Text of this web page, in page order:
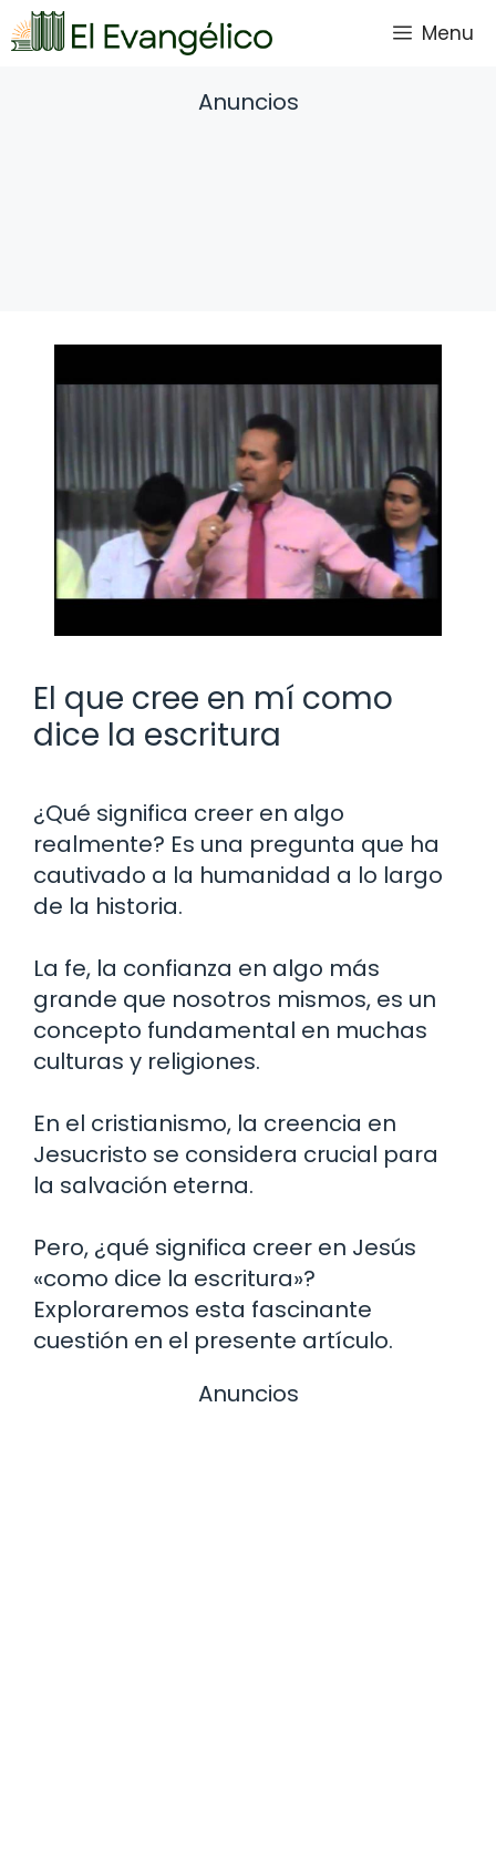
Saltar
al
Menu
Anuncios
El que cree en mí como
dice la escritura
¿Qué significa creer en algo
realmente? Es una pregunta que ha
cautivado a la humanidad a lo largo
de la historia.
La fe, la confianza en algo más
grande que nosotros mismos, es un
concepto fundamental en muchas
culturas y religiones.
En el cristianismo, la creencia en
Jesucristo se considera crucial para
la salvación eterna.
Pero, ¿qué significa creer en Jesús
«como dice la escritura»?
Exploraremos esta fascinante
cuestión en el presente artículo.
Anuncios